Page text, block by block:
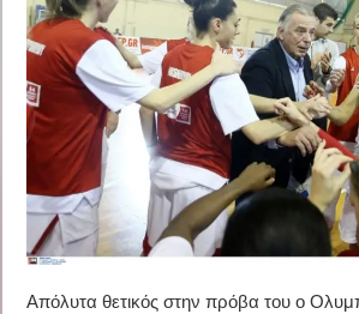
Απόλυτα θετικός στην πρόβα του ο